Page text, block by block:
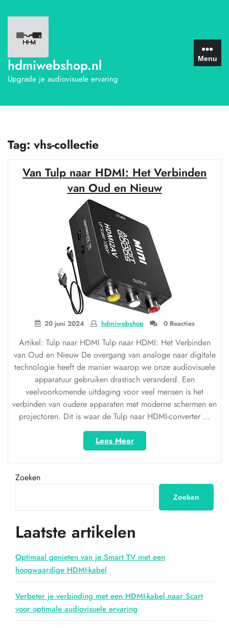
naar
inhoud
hdmiwebshop.nl
Upgrade je audiovisuele ervaring
Menu
Tag: vhs-collectie
Van Tulp naar HDMI: Het Verbinden
van Oud en Nieuw
20 juni 2024 hdmiwebshop 0 Reacties
Artikel: Tulp naar HDMI Tulp naar HDMI: Het Verbinden
van Oud en Nieuw De overgang van analoge naar digitale
technologie heeft de manier waarop we onze audiovisuele
apparatuur gebruiken drastisch veranderd. Een
veelvoorkomende uitdaging voor veel mensen is het
verbinden van oudere apparaten met moderne schermen en
projectoren. Dit is waar de Tulp naar HDMI-converter …
Lees Meer“Van
Tulp
naar
Het
van
en
Zoeken
Zoeken
Laatste artikelen
Optimaal genieten van je Smart TV met een
hoogwaardige HDMI-kabel
Verbeter je verbinding met een HDMI-kabel naar Scart
voor optimale audiovisuele ervaring